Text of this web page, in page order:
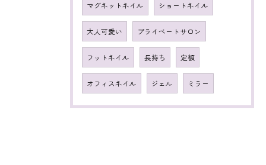
マグネットネイル ショートネイル
大人可愛い プライベートサロン
フットネイル 長持ち 定額
オフィスネイル ジェル ミラー